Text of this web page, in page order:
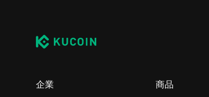
企業 商品